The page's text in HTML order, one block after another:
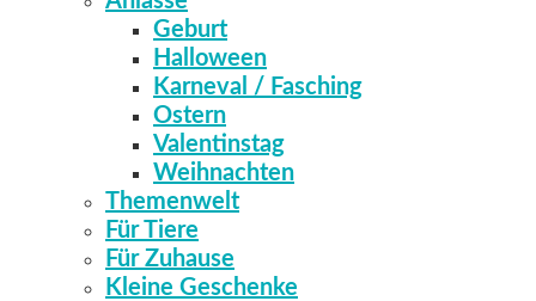
Geburt
Halloween
Karneval / Fasching
Ostern
Valentinstag
Weihnachten
Themenwelt
Für Tiere
Für Zuhause
Kleine Geschenke